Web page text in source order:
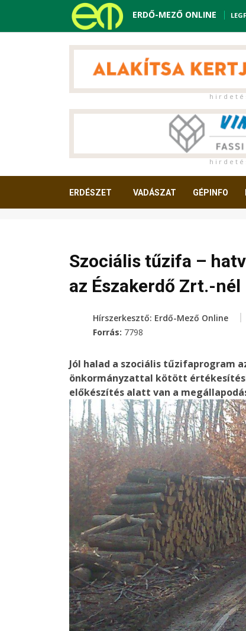
ERDŐ-MEZŐ ONLINE
h i r d e t é
h i r d e t é
ERDÉSZET VADÁSZAT GÉPINFO
Szociális tűzifa –
az Északerdő Zrt.-nél
Hírszerkesztő: Erdő-Mező Online
Forrás: 7798
Jól halad a szociális tűzifaprogram
önkormányzattal kötött
előkészítés alatt van a